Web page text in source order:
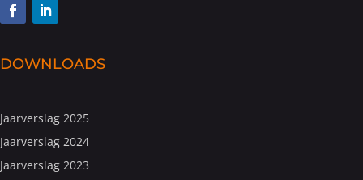
DOWNLOADS
Jaarverslag 2025
Jaarverslag 2024
Jaarverslag 2023